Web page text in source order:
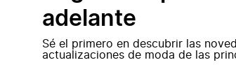
adelante
Sé el primero en descubrir las
actualizaciones de moda de las